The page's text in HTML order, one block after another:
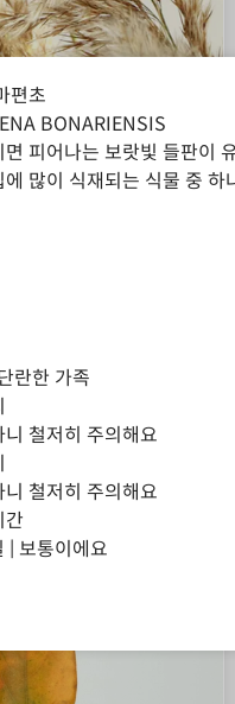
편초
BONARIENSIS
면 피어나는 보랏빛 들판이
에 많이 식재되는 식물 중
란한 가족
니 철저히 주의해요
니 철저히 주의해요
간
| 보통이에요